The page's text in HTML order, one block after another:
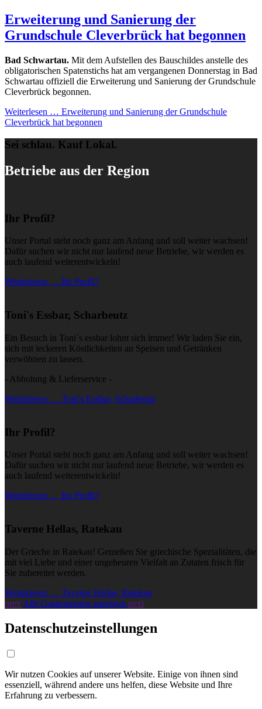
Erweiterung und Sanierung der
Grundschule Cleverbrück hat begonnen
Bad Schwartau. Mit dem Aufstellen des Bauschildes anstelle des
obligatorischen Spatenstichs hat am vergangenen Donnerstag in Bad
Schwartau offiziell die Erweiterung und Sanierung der Grundschule
Cleverbrück begonnen.
Weiterlesen … Erweiterung und Sanierung der Grundschule
Cleverbrück hat begonnen
Sei schlau. Kauf Lokal.
Betriebe aus der Region
Ihr Profil?
Unser Portal steht noch ganz am Anfang und soll weiter wachsen!
Dafür suchen wir nicht nur laufend neue Betriebe, wir werden es
auch laufend weiterentwickeln!
Weiterlesen … Ihr Profil?
Toni's Essbar, Scharbeutz
Ein Besuch in Toni´s essbar lohnt sich immer! Wir laden Sie ein,
sich mit leckeren Köstlichkeiten an Speisen und Getränken
verwöhnen zu lassen.
- Abholung & Lieferservice -
Weiterlesen … Toni's Essbar, Scharbeutz
Ihr Profil?
Unser Portal steht noch ganz am Anfang und soll weiter wachsen!
Dafür suchen wir nicht nur laufend neue Betriebe, wir werden es
auch laufend weiterentwickeln!
Weiterlesen … Ihr Profil?
Taverne Hellas, Ratekau
Der Grieche in Ratekau! Genießen Sie griechische Spezialitäten, die
mit viel Liebe und einer ungeheuren Vielfalt an Zutaten frisch für
Sie zubereitet werden.
Weiterlesen … Taverne Hellas, Ratekau
prev Alle Gastronomen anzeigen next
Datenschutzeinstellungen
Wir nutzen Cookies auf unserer Website. Einige von ihnen sind
essenziell, während andere uns helfen, diese Website und Ihre
Erfahrung zu verbessern.